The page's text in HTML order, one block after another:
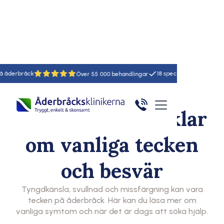
55 18
Symtom på
åderbråck – artiklar
om vanliga tecken
och besvär
Tyngdkänsla, svullnad och missfärgning kan vara
tecken på åderbråck. Här kan du läsa mer om
vanliga symtom och när det är dags att söka hjälp.